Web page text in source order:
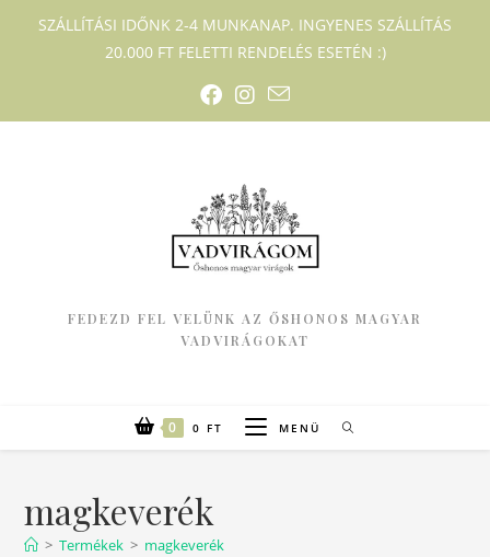
SZÁLLÍTÁSI IDŐNK 2-4 MUNKANAP. INGYENES SZÁLLÍTÁS
20.000 FT FELETTI RENDELÉS ESETÉN :)
FEDEZD FEL VELÜNK AZ ŐSHONOS MAGYAR
VADVIRÁGOKAT
0 0 FT MENÜ
magkeverék
> Termékek > magkeverék